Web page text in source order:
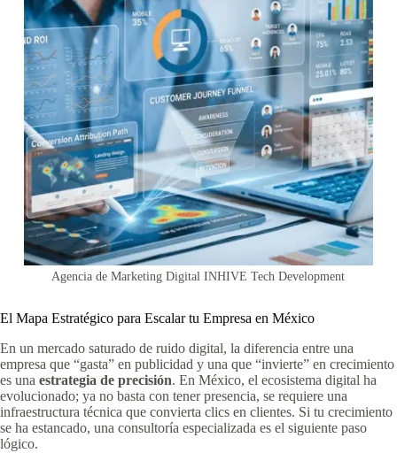
Agencia de Marketing Digital INHIVE Tech Development
El Mapa Estratégico para Escalar tu Empresa en México
En un mercado saturado de ruido digital, la diferencia entre una
empresa que “gasta” en publicidad y una que “invierte” en crecimiento
es una estrategia de precisión. En México, el ecosistema digital ha
evolucionado; ya no basta con tener presencia, se requiere una
infraestructura técnica que convierta clics en clientes. Si tu crecimiento
se ha estancado, una consultoría especializada es el siguiente paso
lógico.